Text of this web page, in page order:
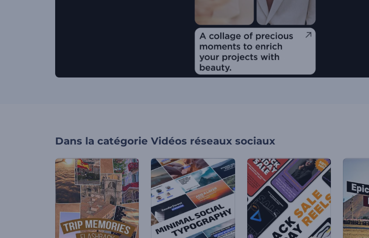
Dans la catégorie Vidéos réseaux sociaux